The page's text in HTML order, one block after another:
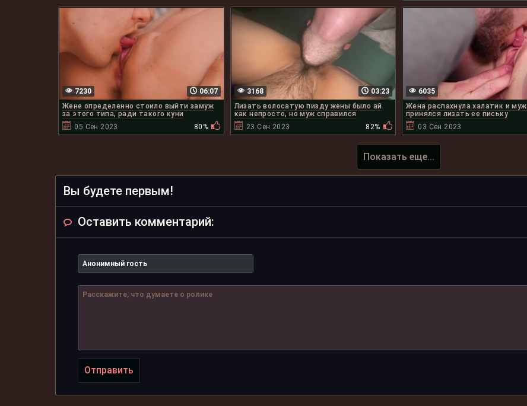
06:07
7230
Жене определенно стоило выйти замуж
за этого типа, ради такого куни
05 Сен 2023
80%
03:23
3168
Лизать волосатую пизду жены было ай
как непросто, но муж справился
23 Сен 2023
82%
6035
Жена распахнула халатик и
принялся лизать ее письку
03 Сен 2023
Показать еще...
Вы будете первым!
Оставить комментарий:
Отправить